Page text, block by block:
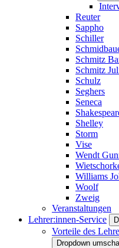
Reuter
Sappho
Schiller
Schmitz
Schmitz
Schulz
Seghers
Seneca
Shelley
Storm
Vise
Wendt
Williams
Woolf
Zweig
Veranstaltungen
Lehrer:innen-Service
Vorteile des
Dropdown